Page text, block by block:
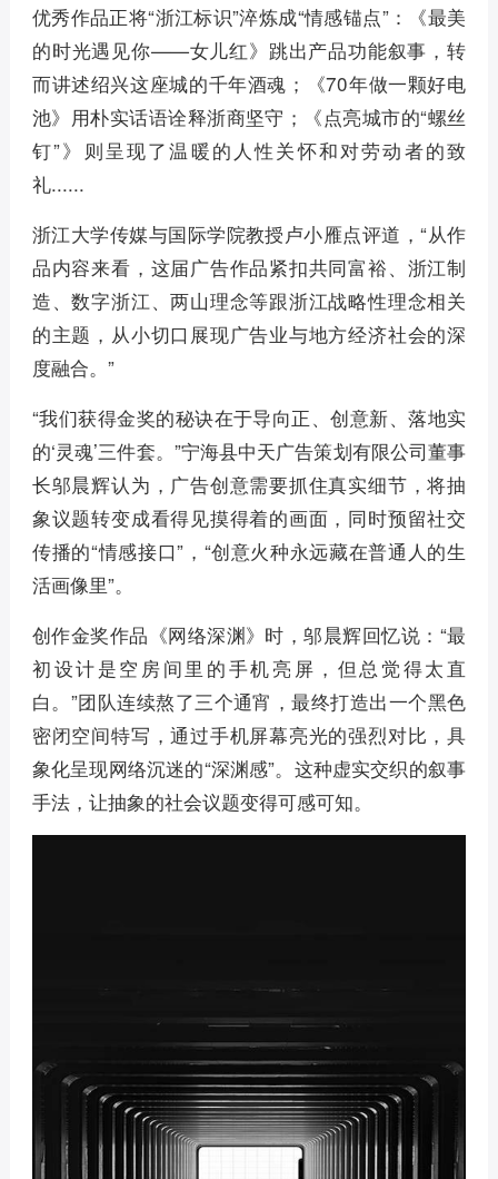
优秀作品正将“浙江标识”淬炼成“情感锚点”：《最美
的时光遇见你——女儿红》跳出产品功能叙事，转
而讲述绍兴这座城的千年酒魂；《70年做一颗好电
池》用朴实话语诠释浙商坚守；《点亮城市的“螺丝
钉”》则呈现了温暖的人性关怀和对劳动者的致
礼......
浙江大学传媒与国际学院教授卢小雁点评道，“从作
品内容来看，这届广告作品紧扣共同富裕、浙江制
造、数字浙江、两山理念等跟浙江战略性理念相关
的主题，从小切口展现广告业与地方经济社会的深
度融合。”
“我们获得金奖的秘诀在于导向正、创意新、落地实
的‘灵魂’三件套。”宁海县中天广告策划有限公司董事
长邬晨辉认为，广告创意需要抓住真实细节，将抽
象议题转变成看得见摸得着的画面，同时预留社交
传播的“情感接口”，“创意火种永远藏在普通人的生
活画像里”。
创作金奖作品《网络深渊》时，邬晨辉回忆说：“最
初设计是空房间里的手机亮屏，但总觉得太直
白。”团队连续熬了三个通宵，最终打造出一个黑色
密闭空间特写，通过手机屏幕亮光的强烈对比，具
象化呈现网络沉迷的“深渊感”。这种虚实交织的叙事
手法，让抽象的社会议题变得可感可知。